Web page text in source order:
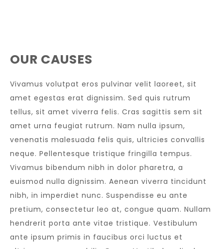
OUR CAUSES
Vivamus volutpat eros pulvinar velit laoreet, sit
amet egestas erat dignissim. Sed quis rutrum
tellus, sit amet viverra felis. Cras sagittis sem sit
amet urna feugiat rutrum. Nam nulla ipsum,
venenatis malesuada felis quis, ultricies convallis
neque. Pellentesque tristique fringilla tempus.
Vivamus bibendum nibh in dolor pharetra, a
euismod nulla dignissim. Aenean viverra tincidunt
nibh, in imperdiet nunc. Suspendisse eu ante
pretium, consectetur leo at, congue quam. Nullam
hendrerit porta ante vitae tristique. Vestibulum
ante ipsum primis in faucibus orci luctus et